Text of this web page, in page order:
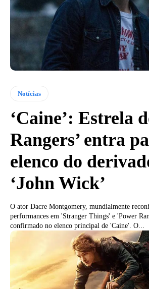
Notícias
‘Caine’: Estrela
Rangers’ entra
elenco do
‘John Wick’
O ator Dacre Montgomery, mundialmente
performances em 'Stranger Things' e 'Power
confirmado no elenco principal de 'Caine'. O...